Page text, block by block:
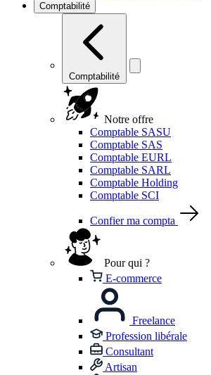
Comptabilité
Comptabilité
Notre offre
Comptable SASU
Comptable SAS
Comptable EURL
Comptable SARL
Comptable Holding
Comptable SCI
Confier ma compta
Pour qui ?
E-commerce
Freelance
Profession libérale
Consultant
Artisan